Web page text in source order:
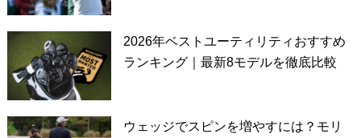
2026年ベストユーティリティおすすめ
ランキング｜最新8モデルを徹底比較
ウェッジでスピンを増やすには？モリ